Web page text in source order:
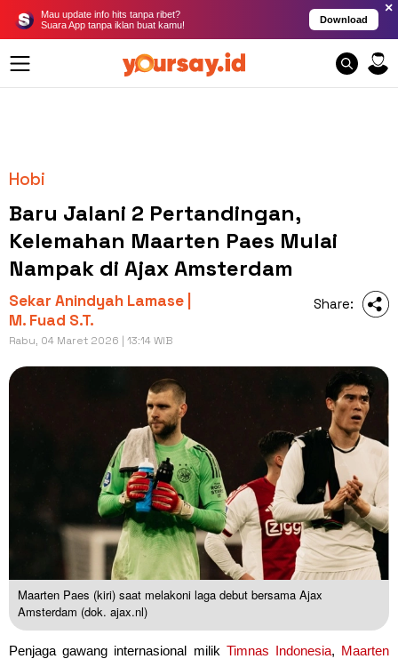
Mau update info hits tanpa ribet?
Suara App tanpa iklan buat kamu!
Download
×
Hobi
Baru Jalani 2 Pertandingan,
Kelemahan Maarten Paes Mulai
Nampak di Ajax Amsterdam
Sekar Anindyah Lamase |
M. Fuad S.T.
Rabu, 04 Maret 2026 | 13:14 WIB
Share:
Maarten Paes (kiri) saat melakoni laga debut bersama Ajax
Amsterdam (dok. ajax.nl)
Penjaga gawang internasional milik Timnas Indonesia, Maarten